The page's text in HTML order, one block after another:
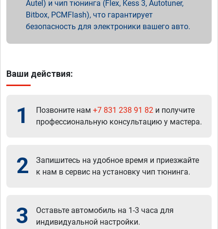
Autel) и чип тюнинга (Flex, Kess 3, Autotuner,
Bitbox, PCMFlash), что гарантирует
безопасность для электроники вашего авто.
Ваши действия:
1 Позвоните нам +7 831 238 91 82 и получите
профессиональную консультацию у мастера.
2
Запишитесь на удобное время и приезжайте
к нам в сервис на установку чип тюнинга.
3
Оставьте автомобиль на 1-3 часа для
индивидуальной настройки.